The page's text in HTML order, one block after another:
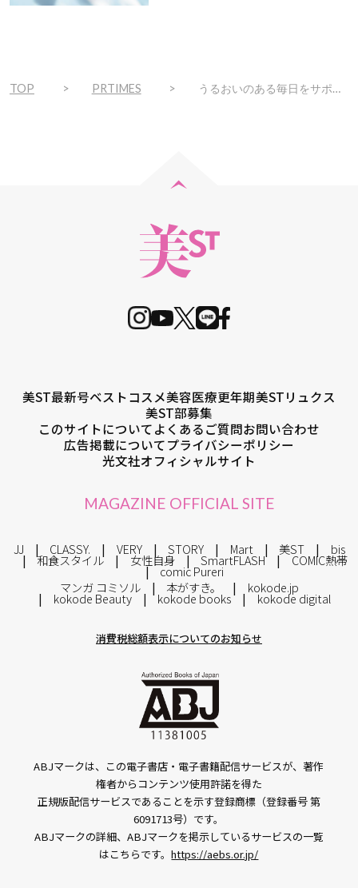
TOP PRTIMES うるおいのある毎日をサポートする美容ドリンク『インナーリフティア QQリキッド』発売
美ST最新号ベストコスメ美容医療更年期美STリュクス
美ST部募集
このサイトについてよくあるご質問お問い合わせ
広告掲載についてプライバシーポリシー
光文社オフィシャルサイト
MAGAZINE OFFICIAL SITE
JJ CLASSY. VERY STORY Mart 美ST bis
和食スタイル 女性自身 SmartFLASH COMIC熱帯
comic Pureri
マンガ コミソル
本がすき。 kokode.jp
kokode Beauty kokode books kokode digital
消費税総額表示についてのお知らせ
ABJマークは、この電子書店・電子書籍配信サービスが、著作
権者からコンテンツ使用許諾を得た
正規版配信サービスであることを示す登録商標（登録番号 第
6091713号）です。
ABJマークの詳細、ABJマークを掲示しているサービスの一覧
はこちらです。https://aebs.or.jp/